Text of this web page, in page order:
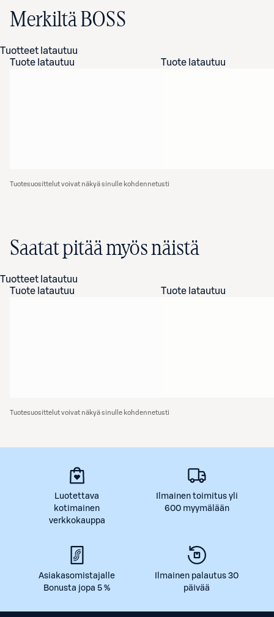
Merkiltä BOSS
Tuotteet latautuu
Tuote latautuu
Tuote latautuu
Tuotesuosittelut voivat näkyä sinulle kohdennetusti
Saatat pitää myös näistä
Tuotteet latautuu
Tuote latautuu
Tuote latautuu
Tuotesuosittelut voivat näkyä sinulle kohdennetusti
Luotettava
kotimainen
verkkokauppa
Ilmainen toimitus yli
600 myymälään
Asiakasomistajalle
Bonusta jopa 5 %
Ilmainen palautus 30
päivää